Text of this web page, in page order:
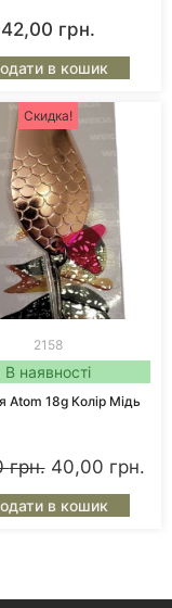
42,00 грн.
в кошик
Скидка!
2158
В наявності
Atom 18g Колір Мідь
грн. 40,00 грн.
в кошик